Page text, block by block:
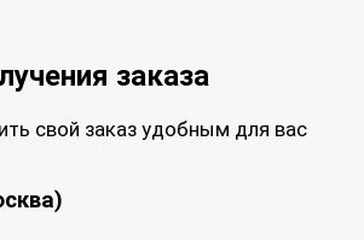
заказа
свой заказ удобным для вас